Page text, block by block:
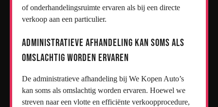
of onderhandelingsruimte ervaren als bij een directe
verkoop aan een particulier.
Administratieve afhandeling kan soms als
omslachtig worden ervaren
De administratieve afhandeling bij We Kopen Auto’s
kan soms als omslachtig worden ervaren. Hoewel we
streven naar een vlotte en efficiënte verkoopprocedure,